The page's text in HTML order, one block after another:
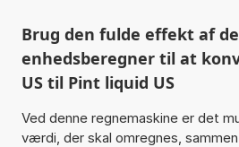
Brug den fulde effekt af
enhedsberegner til at
US til Pint liquid US
Ved denne regnemaskine er det
værdi, der skal omregnes,